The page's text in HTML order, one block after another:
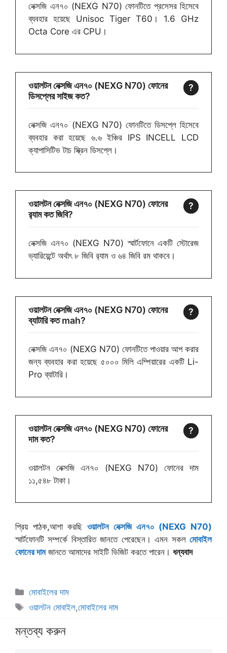
নেক্সজি এন৭০ (NEXG N70) ফোনটিতে প্রসেসর হিসেবে
ব্যবহার হয়েছে Unisoc Tiger T60। 1.6 GHz
Octa Core এর CPU।
ওয়ালটন নেক্সজি এন৭০ (NEXG N70) ফোনের
ডিসপ্লের সাইজ কত?
নেক্সজি এন৭০ (NEXG N70) ফোনটিতে ডিসপ্লে হিসেবে
ব্যবহার করা হয়েছে ৬.৬ ইঞ্চির IPS INCELL LCD
ক্যাপাসিটিভ টাচ স্ক্রিন ডিসপ্লে।
ওয়ালটন নেক্সজি এন৭০ (NEXG N70) ফোনের
র‌্যাম কত জিবি?
নেক্সজি এন৭০ (NEXG N70) স্মার্টফোনে একটি স্টোরেজ
ভ্যারিয়েন্টে অর্থাৎ ৮ জিবি র‍্যাম ও ৬৪ জিবি রম থাকবে।
ওয়ালটন নেক্সজি এন৭০ (NEXG N70) ফোনের
ব্যাটারি কত mah?
নেক্সজি এন৭০ (NEXG N70) ফোনটিতে পাওয়ার আপ করার
জন্য ব্যবহার করা হয়েছে ৫০০০ মিলি এম্পিয়ারের একটি Li-
Pro ব্যাটারি।
ওয়ালটন নেক্সজি এন৭০ (NEXG N70) ফোনের
দাম কত?
ওয়ালটন নেক্সজি এন৭০ (NEXG N70) ফোনের দাম
১১,৫৪৮ টাকা।
প্রিয় পাঠক,আশা করছিওয়ালটন নেক্সজি এন৭০ (NEXG N70)
স্মার্টফোনটি সম্পর্কে বিস্তারিত জানতে পেরেছেন। এমন সকল মোবাইল
ফোনের দামজানতে আমাদের সাইটি ভিজিট করতে পারেন। ধন্যবাদ
বিভাগ
সমূহ
মোবাইলের দাম
ট্যাগ
ওয়ালটন মোবাইল,মোবাইলের দাম
মন্তব্য করুন